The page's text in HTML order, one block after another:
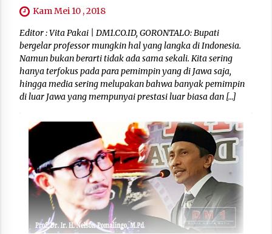
Kam Mei 10 , 2018
Editor : Vita Pakai | DM1.CO.ID, GORONTALO: Bupati
bergelar professor mungkin hal yang langka di Indonesia.
Namun bukan berarti tidak ada sama sekali. Kita sering
hanya terfokus pada para pemimpin yang di Jawa saja,
hingga media sering melupakan bahwa banyak pemimpin
di luar Jawa yang mempunyai prestasi luar biasa dan […]